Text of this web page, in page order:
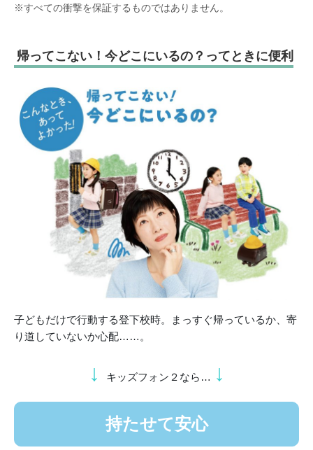
※すべての衝撃を保証するものではありません。
帰ってこない！今どこにいるの？ってときに便利
子どもだけで行動する登下校時。まっすぐ帰っているか、寄
り道していないか心配……。
↓ キッズフォン２なら… ↓
持たせて安心